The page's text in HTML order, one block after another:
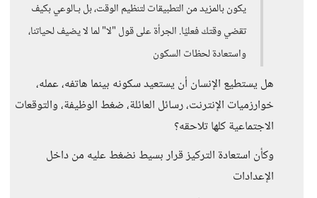
يكون بالمزيد من التطبيقات لتنظيم الوقت، بل بـالوعي بكيف
تقضي وقتك فعليًا. الجرأة على قول "لا" لما لا يضيف لحياتنا،
واستعادة لحظات السكون
هل يستطيع الإنسان أن يستعيد سكونه بينما هاتفه، عمله،
خوارزميات الإنترنت، رسائل العائلة، ضغط الوظيفة، والتوقعات
الاجتماعية كلها تلاحقه؟
وكأن استعادة التركيز قرار بسيط نضغط عليه من داخل
الإعدادات